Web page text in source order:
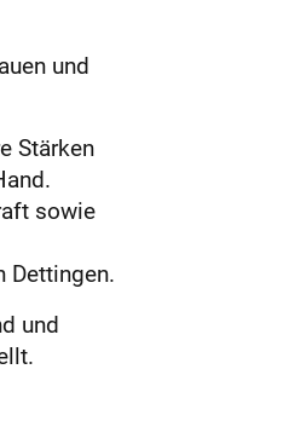
und
Stärken
sowie
Dettingen.
und